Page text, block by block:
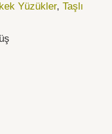
Yüzükler, Taşlı